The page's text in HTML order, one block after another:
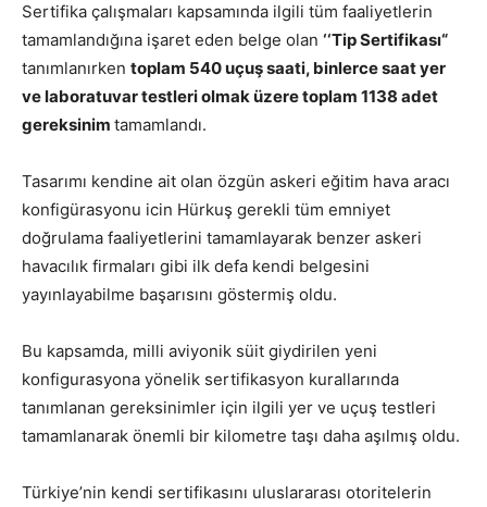
Sertifika çalışmaları kapsamında ilgili tüm faaliyetlerin
tamamlandığına işaret eden belge olan ‘‘Tip Sertifikası“
tanımlanırken toplam 540 uçuş saati, binlerce saat yer
ve laboratuvar testleri olmak üzere toplam 1138 adet
gereksinim tamamlandı.
Tasarımı kendine ait olan özgün askeri eğitim hava aracı
konfigürasyonu icin Hürkuş gerekli tüm emniyet
doğrulama faaliyetlerini tamamlayarak benzer askeri
havacılık firmaları gibi ilk defa kendi belgesini
yayınlayabilme başarısını göstermiş oldu.
Bu kapsamda, milli aviyonik süit giydirilen yeni
konfigurasyona yönelik sertifikasyon kurallarında
tanımlanan gereksinimler için ilgili yer ve uçuş testleri
tamamlanarak önemli bir kilometre taşı daha aşılmış oldu.
Türkiye’nin kendi sertifikasını uluslararası otoritelerin